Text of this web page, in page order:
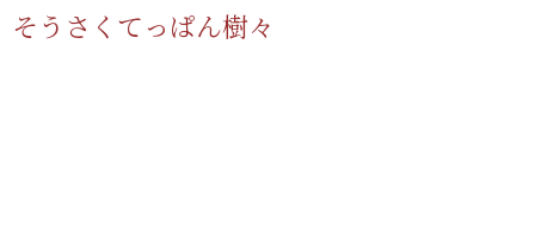
そうさくてっぱん樹々